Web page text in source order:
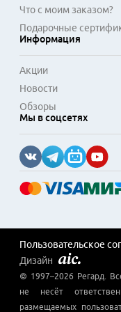
Что с моим заказом?
Подарочные
Информация
Акции
Новости
Обзоры
Мы в соцсетях
Пользовательское
Дизайн
© 1997–2026 Регард .
не несёт
размещаемых